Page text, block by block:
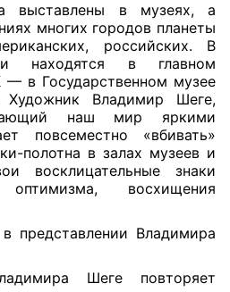
выставлены в музеях, а
многих городов планеты
российских. В
находятся в главном
— в Государственном музее
Владимир Шеге,
наш мир яркими
повсеместно «вбивать»
полотна в залах музеев и
восклицательные знаки
оптимизма, восхищения
в представлении Владимира
Шеге повторяет